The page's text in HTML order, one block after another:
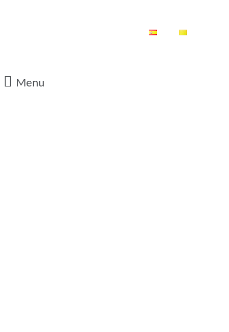
Menu